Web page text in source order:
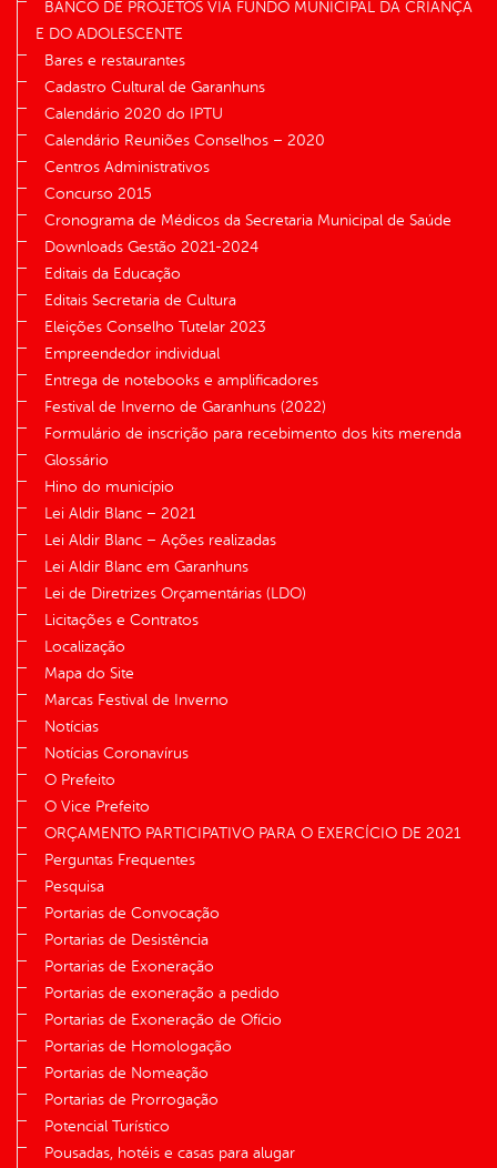
BANCO DE PROJETOS VIA FUNDO MUNICIPAL DA CRIANÇA
E DO ADOLESCENTE
Bares e restaurantes
Cadastro Cultural de Garanhuns
Calendário 2020 do IPTU
Calendário Reuniões Conselhos – 2020
Centros Administrativos
Concurso 2015
Cronograma de Médicos da Secretaria Municipal de Saúde
Downloads Gestão 2021-2024
Editais da Educação
Editais Secretaria de Cultura
Eleições Conselho Tutelar 2023
Empreendedor individual
Entrega de notebooks e amplificadores
Festival de Inverno de Garanhuns (2022)
Formulário de inscrição para recebimento dos kits merenda
Glossário
Hino do município
Lei Aldir Blanc – 2021
Lei Aldir Blanc – Ações realizadas
Lei Aldir Blanc em Garanhuns
Lei de Diretrizes Orçamentárias (LDO)
Licitações e Contratos
Localização
Mapa do Site
Marcas Festival de Inverno
Notícias
Notícias Coronavírus
O Prefeito
O Vice Prefeito
ORÇAMENTO PARTICIPATIVO PARA O EXERCÍCIO DE 2021
Perguntas Frequentes
Pesquisa
Portarias de Convocação
Portarias de Desistência
Portarias de Exoneração
Portarias de exoneração a pedido
Portarias de Exoneração de Ofício
Portarias de Homologação
Portarias de Nomeação
Portarias de Prorrogação
Potencial Turístico
Pousadas, hotéis e casas para alugar